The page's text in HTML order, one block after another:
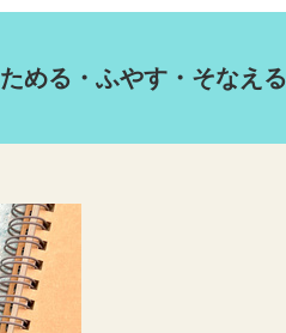
ためる・ふやす・そなえる